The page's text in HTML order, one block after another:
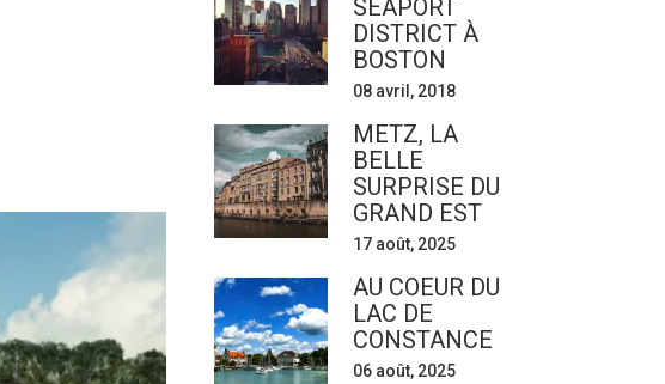
SEAPORT
DISTRICT À
BOSTON
08 avril, 2018
METZ, LA
BELLE
SURPRISE DU
GRAND EST
17 août, 2025
AU COEUR DU
LAC DE
CONSTANCE
06 août, 2025